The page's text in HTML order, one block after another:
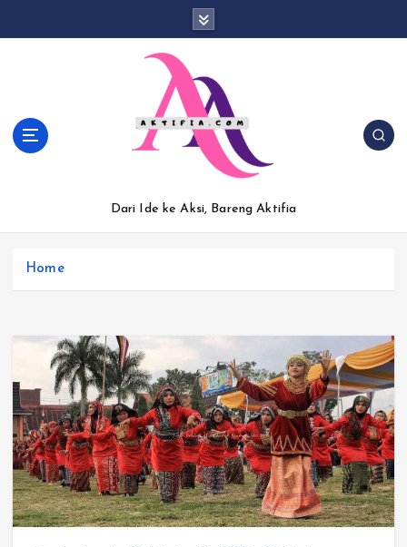
Dari Ide ke Aksi, Bareng Aktifia
Home